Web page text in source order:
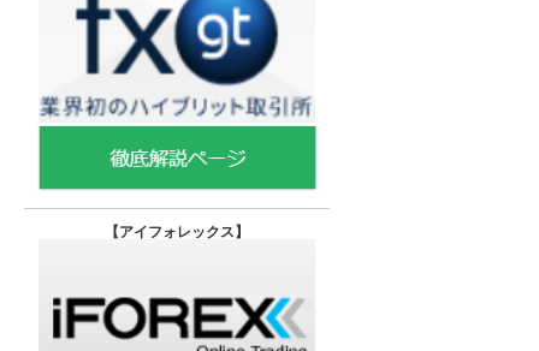
【アイフォレックス】